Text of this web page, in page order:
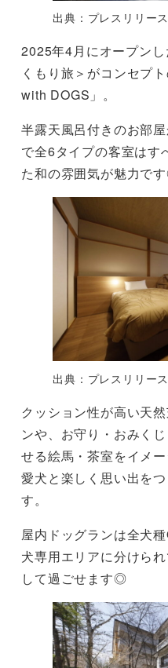
出典：プレスリリース
2025年4月にオープン
くもり旅＞がコンセプ
with DOGS」。
半露天風呂付きのお部
で全6タイプの客室はす
た和の雰囲気が魅力で
出典：プレスリリース
クッション性が高い天
ンや、お守り・おみく
せる絵馬・茶室をイメ
愛犬と楽しく思い出を
す。
屋内ドッグランは全犬
犬専用エリアに分けら
して過ごせます◎